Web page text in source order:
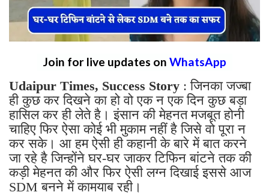
Join for live updates on WhatsApp
Udaipur Times, Success Story : जिनका जज्बा
ही कुछ कर दिखने का हो वो एक न एक दिन कुछ बड़ा
हासिल कर ही लेते है। इंसान की मेहनत मजबूत होनी
चाहिए फिर ऐसा कोई भी मुकाम नहीं है जिसे वो पूरा न
कर सके। आ हम ऐसी ही कहानी के बारे में बात करने
जा रहे है जिन्होंने घर-घर जाकर टिफिन बांटने तक की
कड़ी मेहनत की और फिर ऐसी लग्न दिखाई इससे आज
SDM बनने में कामयाब रही।